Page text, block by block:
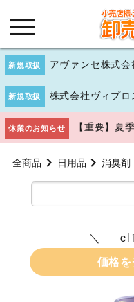
新規取扱 アヴァンセ株式
新規取扱 株式会社ヴィプ
休業のお知らせ 【重要】夏
全商品 日用品 消臭剤
価格